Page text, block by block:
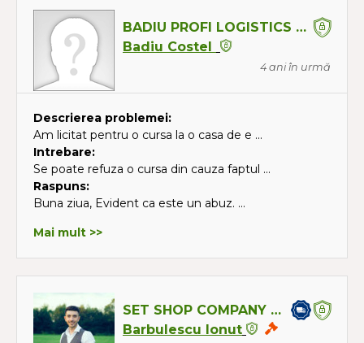
BADIU PROFI LOGISTICS SRL
Badiu Costel
4 ani în urmă
Descrierea problemei:
Am licitat pentru o cursa la o casa de e ...
Intrebare:
Se poate refuza o cursa din cauza faptul ...
Raspuns:
Buna ziua, Evident ca este un abuz. ...
Mai mult >>
SET SHOP COMPANY SRL
Barbulescu Ionut